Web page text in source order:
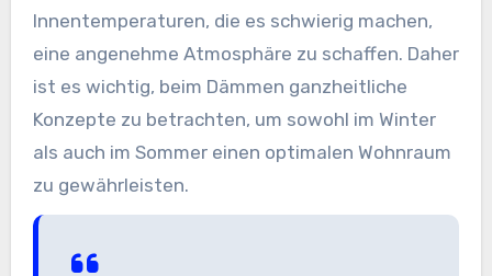
Innentemperaturen, die es schwierig machen,
eine angenehme Atmosphäre zu schaffen. Daher
ist es wichtig, beim Dämmen ganzheitliche
Konzepte zu betrachten, um sowohl im Winter
als auch im Sommer einen optimalen Wohnraum
zu gewährleisten.